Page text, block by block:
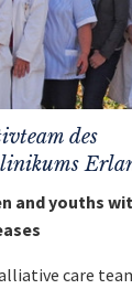
des
and youths
care